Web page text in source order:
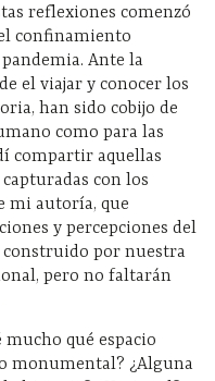
reflexiones comenzó
confinamiento
Ante la
el viajar y conocer los
han sido cobijo de
como para las
compartir aquellas
con los
mi autoría, que
y percepciones del
construido por nuestra
pero no faltarán
qué espacio
monumental? ¿Alguna